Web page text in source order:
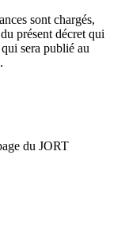
sont chargés,
présent décret qui
sera publié au
du JORT